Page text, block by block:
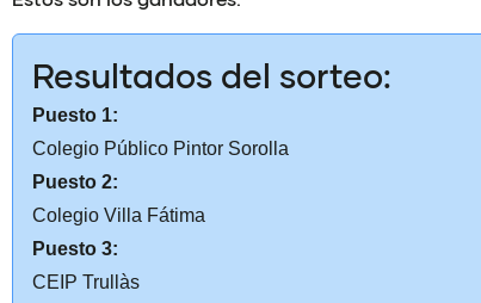
Resultados del sorteo:
Puesto 1:
Colegio Público Pintor Sorolla
Puesto 2:
Colegio Villa Fátima
Puesto 3:
CEIP Trullàs